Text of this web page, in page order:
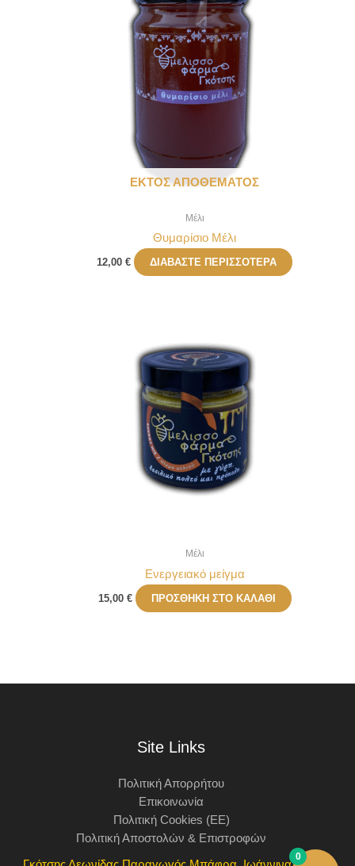
ΕΚΤΌΣ ΑΠΟΘΈΜΑΤΟΣ
Μέλι
Θυμαρίσιο Μέλι
12,00€ ΔΙΑΒΆΣΤΕ ΠΕΡΙΣΣΌΤΕΡΑ
Μέλι
Ενεργειακό μείγμα
15,00 € ΠΡΟΣΘΉΚΗ ΣΤΟ ΚΑΛΆΘΙ
Site Links
Πολιτική Απορρήτου
Επικοινωνία
Πολιτική Cookies (ΕΕ)
Πολιτική Αποστολών & Επιστροφών
0